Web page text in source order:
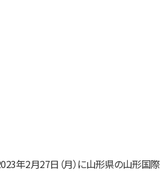
年2月27日（月）に山形県の山形国